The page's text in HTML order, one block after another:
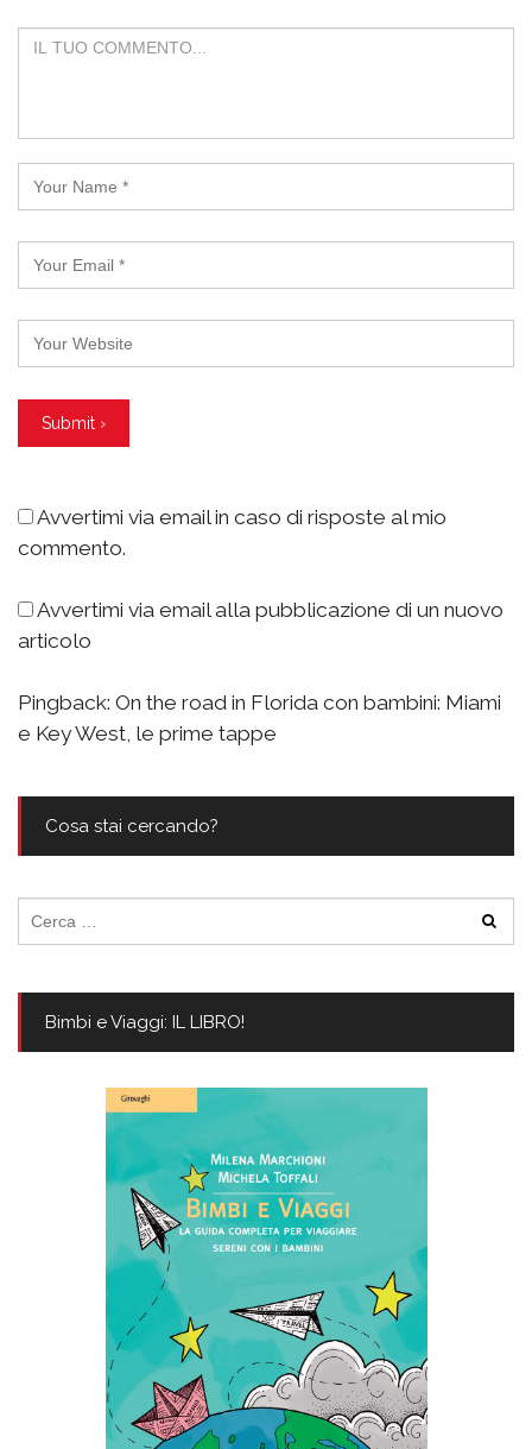
Avvertimi via email in caso di risposte al mio
commento.
Avvertimi via email alla pubblicazione di un nuovo
articolo
Pingback: On the road in Florida con bambini: Miami
e Key West, le prime tappe
Cosa stai cercando?
per:
Bimbi e Viaggi: IL LIBRO!